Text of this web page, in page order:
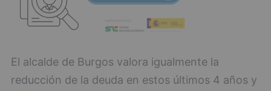
El alcalde de Burgos valora igualmente la
reducción de la deuda en estos últimos 4 años y